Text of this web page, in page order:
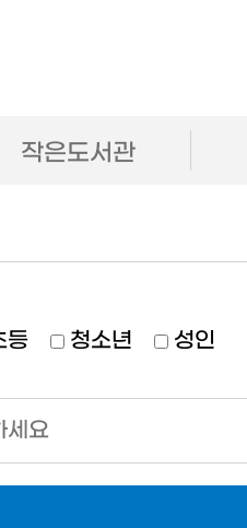
작은도서관
등 청소년 성인